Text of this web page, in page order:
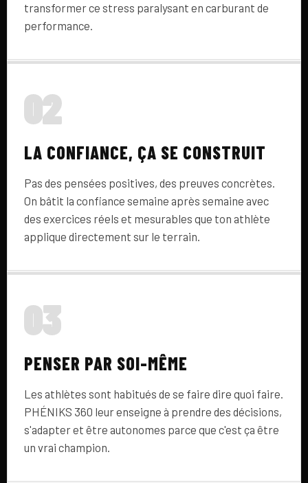
transformer ce stress paralysant en carburant de
performance.
02
LA CONFIANCE, ÇA SE CONSTRUIT
Pas des pensées positives, des preuves concrètes.
On bâtit la confiance semaine après semaine avec
des exercices réels et mesurables que ton athlète
applique directement sur le terrain.
03
PENSER PAR SOI-MÊME
Les athlètes sont habitués de se faire dire quoi faire.
PHÉNIKS 360 leur enseigne à prendre des décisions,
s'adapter et être autonomes parce que c'est ça être
un vrai champion.